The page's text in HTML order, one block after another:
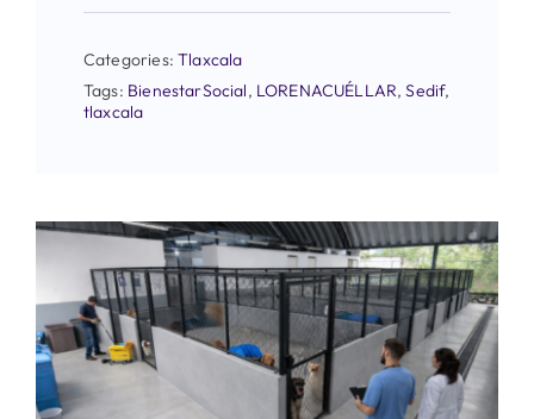
Categories:Tlaxcala
Tags: BienestarSocial, LORENACUÉLLAR,Sedif,
tlaxcala